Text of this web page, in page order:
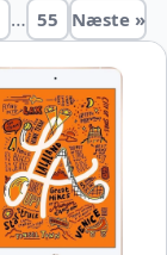
… 55 Næste »